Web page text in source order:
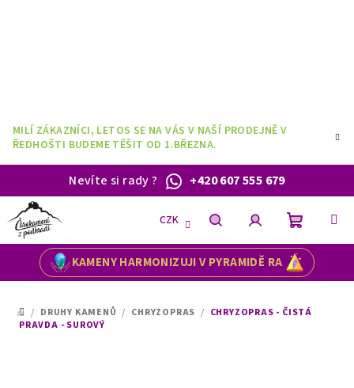
MILÍ ZÁKAZNÍCI, LETOS SE NA VÁS V NAŠÍ PRODEJNĚ V
ŘEDHOŠTI BUDEME TĚŠIT OD 1.BŘEZNA.
Nevíte si rady? +420 607 555 679
KAMENY HARMONIZUJI V PYRAMIDĚ RA
CZK
HledatPřihlášeníNákupní
DOMŮ
/ DRUHY KAMENŮ / CHRYZOPRAS / CHRYZOPRAS - ČISTÁ
PRAVDA - SUROVÝ